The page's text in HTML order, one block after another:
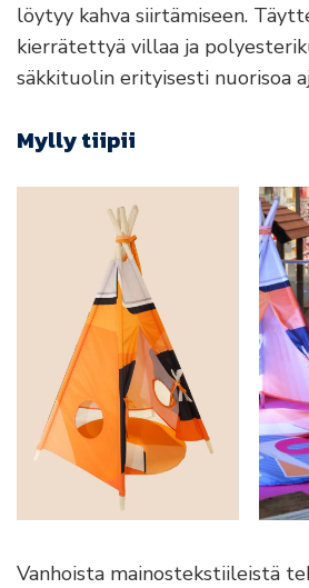
löytyy kahva siirtämiseen.
kierrätettyä villaa ja
säkkituolin erityisesti nuorisoa
Mylly tiipii
Vanhoista mainostekstiileistä